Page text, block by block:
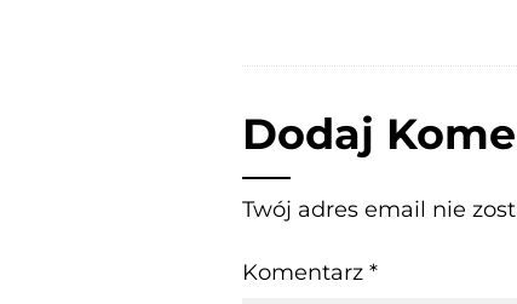
Dodaj
Twój adres email nie
Komentarz *